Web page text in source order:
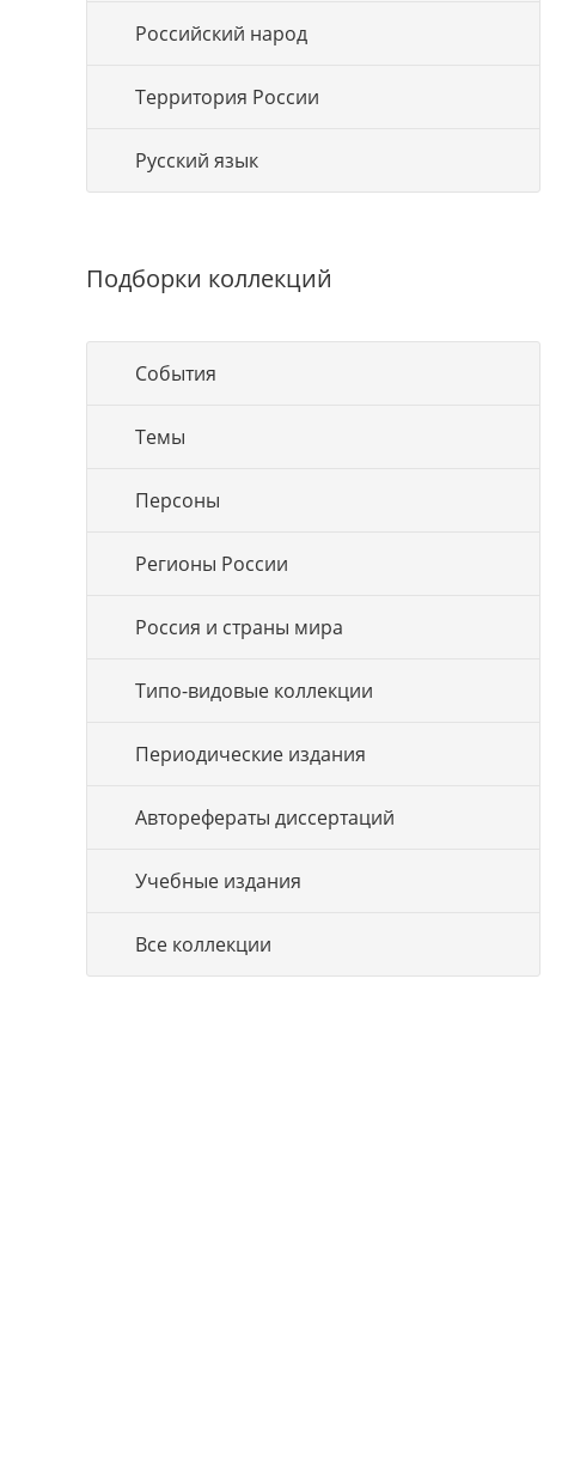
Российский народ
Территория России
Русский язык
Подборки коллекций
События
Темы
Персоны
Регионы России
Россия и страны мира
Типо-видовые коллекции
Периодические издания
Авторефераты диссертаций
Учебные издания
Все коллекции